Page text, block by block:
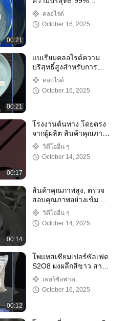
00:21
สำหรับการทดสอบซัลเฟต
คลอไรด์
October 16, 2025
00:21
แบเรียมคลอไรด์ความ
บริสุทธิ์สูงสำหรับการ
ทดสอบซัลเฟตและการใช้
งานในห้องปฏิบัติการ
คลอไรด์
October 16, 2025
00:17
โรงงานต้นทาง โดยตรง
จากผู้ผลิต สินค้าคุณภาพ
สูง
วิดีโออื่น ๆ
October 14, 2025
00:14
สินค้าคุณภาพสูง, ตรวจ
สอบคุณภาพอย่างเข้ม
งวด, คุณภาพสม่ำเสมอ,
โรงงานต้นทาง
วิดีโออื่น ๆ
October 14, 2025
00:12
โพแทสเซียมเปอร์ซัลเฟต
S2O8 ผงผลึกสีขาว สาร
ออกซิไดซ์
เพอร์ซัลฟาต
October 16, 2025